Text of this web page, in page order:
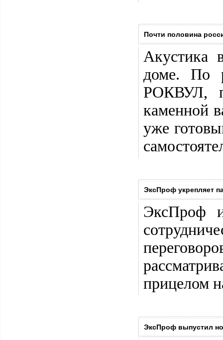
Почти половина
Акустика
доме. По
РОКВУЛ,
каменной
уже
ЭксПроф укрепляет
ЭксПроф
прицелом
ЭксПроф выпустил